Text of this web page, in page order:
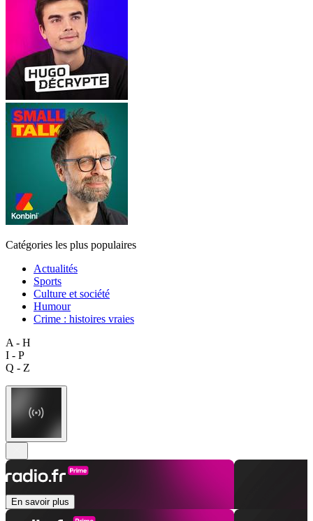
Catégories les plus populaires
Actualités
Sports
Culture et société
Humour
Crime : histoires vraies
A - H
I - P
Q - Z
En savoir plus